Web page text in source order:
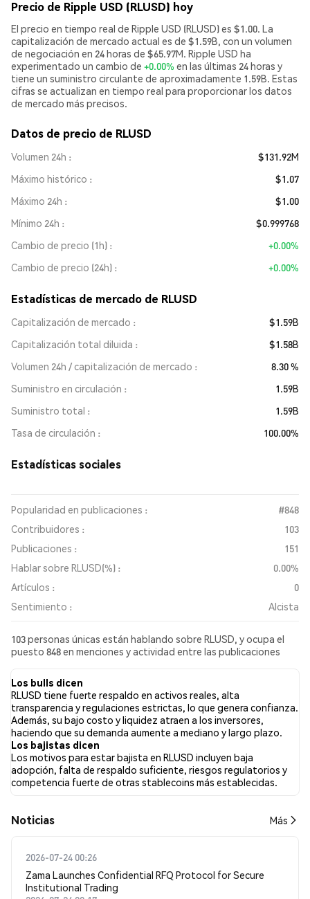
Precio de Ripple USD (RLUSD) hoy
El precio en tiempo real de Ripple USD (RLUSD) es $1.00. La
capitalización de mercado actual es de $1.59B, con un volumen
de negociación en 24 horas de $65.97M. Ripple USD ha
experimentado un cambio de +0.00% en las últimas 24 horas y
tiene un suministro circulante de aproximadamente 1.59B. Estas
cifras se actualizan en tiempo real para proporcionar los datos
de mercado más precisos.
Datos de precio de RLUSD
Volumen 24h
$131.92M
Máximo histórico
$1.07
Máximo 24h
$1.00
Mínimo 24h
$0.999768
Cambio de precio (1h)
+0.00%
Cambio de precio (24h)
+0.00%
Estadísticas de mercado de RLUSD
Capitalización de mercado
$1.59B
Capitalización total diluida
$1.58B
Volumen 24h / capitalización de mercado
8.30 %
Suministro en circulación
1.59B
Suministro total
1.59B
Tasa de circulación
100.00%
Estadísticas sociales
Popularidad en publicaciones :
#848
Contribuidores :
103
Publicaciones :
151
Hablar sobre RLUSD(%) :
0.00%
Artículos :
0
Sentimiento :
Alcista
103 personas únicas están hablando sobre RLUSD, y ocupa el
puesto 848 en menciones y actividad entre las publicaciones
en todas las redes sociales ha sido Alcista. Finalmente, se
publicaron 0 artículos de noticias sobre RLUSD. En Twitter, el
49.32% de los tuits mostraron un sentimiento alcista en
comparación con el 6.76% de los tuits con sentimiento bajista
sobre RLUSD. El 43.92% de los tuits fueron neutrales sobre
RLUSD. Estos sentimientos se basan en 148 tuits.
Los bulls dicen
RLUSD tiene fuerte respaldo en activos reales, alta
transparencia y regulaciones estrictas, lo que genera confianza.
Además, su bajo costo y liquidez atraen a los inversores,
haciendo que su demanda aumente a mediano y largo plazo.
Los bajistas dicen
Los motivos para estar bajista en RLUSD incluyen baja
adopción, falta de respaldo suficiente, riesgos regulatorios y
competencia fuerte de otras stablecoins más establecidas.
Noticias Más
2026-07-24 00:26
Zama Launches Confidential RFQ Protocol for Secure
Institutional Trading